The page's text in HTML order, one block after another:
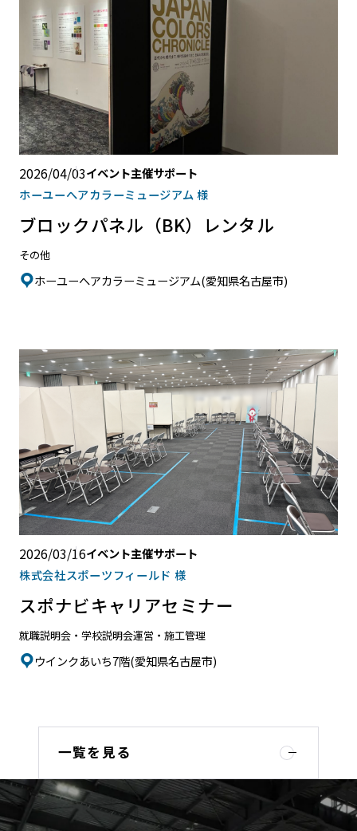
2026/04/03イベント主催サポート
ホーユーへアカラーミュージアム 様
ブロックパネル（BK）レンタル
その他
ホーユーへアカラーミュージアム(愛知県名古屋市)
2026/03/16イベント主催サポート
株式会社スポーツフィールド 様
スポナビキャリアセミナー
就職説明会・学校説明会運営・施工管理
ウインクあいち7階(愛知県名古屋市)
一覧を見る